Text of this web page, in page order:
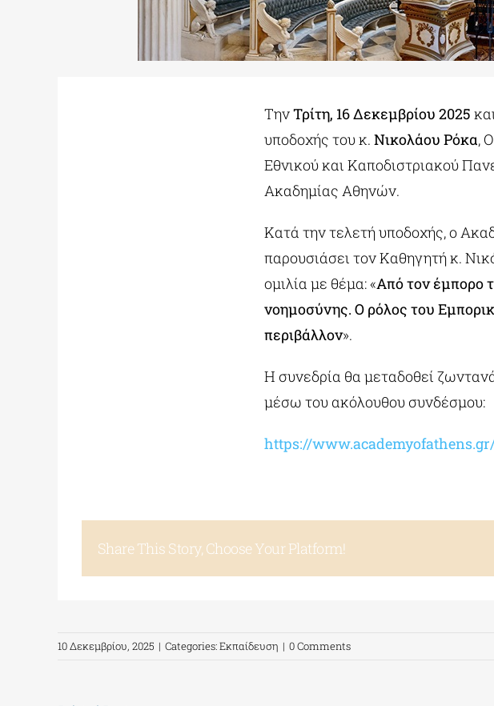
ΤηνΤρίτη, 16 Δεκεμβρίου 2025
υποδοχής του κ. Νικολάου Ρόκα,
Εθνικού και Καποδιστριακού
Ακαδημίας Αθηνών.
Κατά την τελετή υποδοχής, ο
παρουσιάσει τον Καθηγητή κ.
ομιλία με θέμα: «Από τον έμπορο
νοημοσύνης. Ο ρόλος του
περιβάλλον».
Η συνεδρία θα μεταδοθεί
μέσω του ακόλουθου συνδέσμου:
https://www.academyofathens.
Share This Story, Choose Your Platform!
10 Δεκεμβρίου, 2025 | Categories:Εκπαίδευση | 0 Comments